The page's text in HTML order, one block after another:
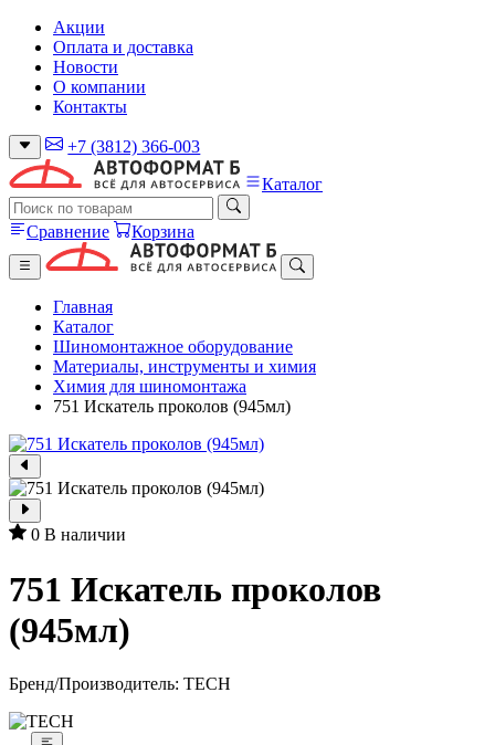
Акции
Оплата и доставка
Новости
О компании
Контакты
+7 (3812) 366-003
Каталог
Сравнение Корзина
Главная
Каталог
Шиномонтажное оборудование
Материалы, инструменты и химия
Химия для шиномонтажа
751 Искатель проколов (945мл)
0 В наличии
751 Искатель проколов
(945мл)
Бренд/Производитель: TECH